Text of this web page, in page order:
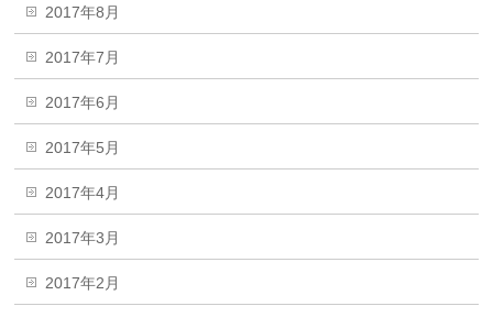
2017年8月
2017年7月
2017年6月
2017年5月
2017年4月
2017年3月
2017年2月